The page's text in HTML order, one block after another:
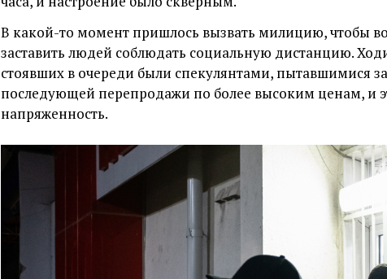
В какой-то момент пришлось вызвать милицию, чтобы
заставить людей соблюдать социальную дистанцию.
стоявших в очереди были спекулянтами, пытавшимися
последующей перепродажи по более высоким ценам, и
напряженность.